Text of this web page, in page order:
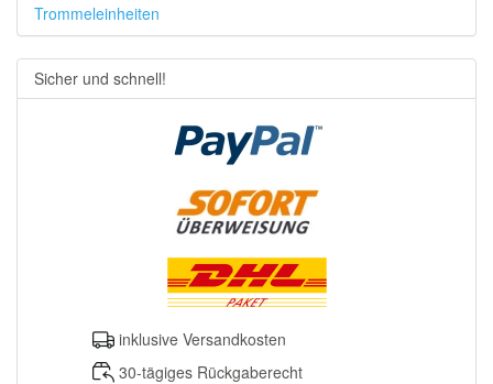
Trommeleinheiten
Sicher und schnell!
inklusive Versandkosten
30-tägiges Rückgaberecht